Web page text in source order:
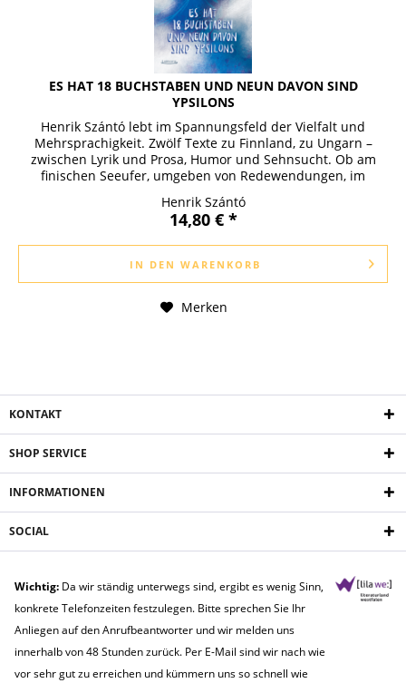
ES HAT 18 BUCHSTABEN UND NEUN DAVON SIND
YPSILONS
Henrik Szántó lebt im Spannungsfeld der Vielfalt und
Mehrsprachigkeit. Zwölf Texte zu Finnland, zu Ungarn –
zwischen Lyrik und Prosa, Humor und Sehnsucht. Ob am
finischen Seeufer, umgeben von Redewendungen, im
Henrik Szántó
14,80 € *
IN DEN WARENKORB
Merken
KONTAKT
SHOP SERVICE
INFORMATIONEN
SOCIAL
Wichtig: Da wir ständig unterwegs sind, ergibt es wenig Sinn,
konkrete Telefonzeiten festzulegen. Bitte sprechen Sie Ihr
Anliegen auf den Anrufbeantworter und wir melden uns
innerhalb von 48 Stunden zurück. Per E-Mail sind wir nach wie
vor sehr gut zu erreichen und kümmern uns so schnell wie